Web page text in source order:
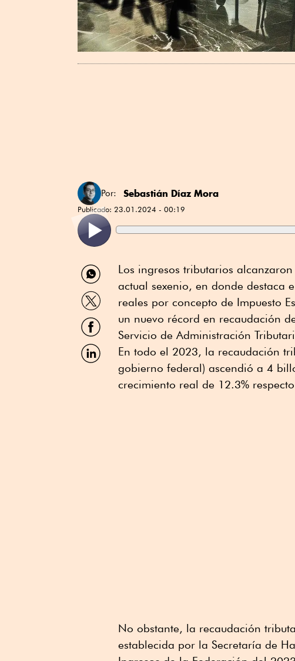
Por: Sebastián Díaz Mora
Publicado: 23.01.2024 - 00:19
Compartir
por
WhatsApp
Compartir
por
Twitter
Compartir
por
Facebook
Compartir
por
Los ingresos tributarios
actual sexenio, en donde destaca
reales por concepto de Impuesto
un nuevo récord en recaudación
Servicio de Administración
En todo el 2023, la recaudación
gobierno federal) ascendió a 4
crecimiento real de 12.3%
No obstante, la recaudación
establecida por la Secretaría de